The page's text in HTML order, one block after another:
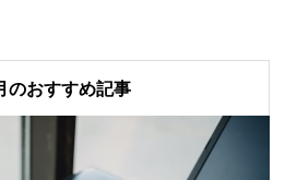
のおすすめ記事